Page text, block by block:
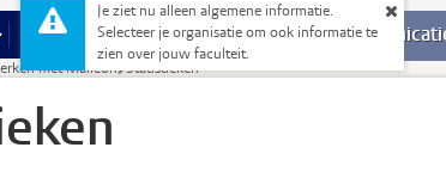
Je ziet nu alleen algemene informatie.
Selecteer je organisatie om ook informatie te
zien over jouw faculteit.
Faciliteiten pagina’s
Onderwijs meer Onderwijs pagina’s
Onderzoek meer Onderzoek
met Maileon Statistieken